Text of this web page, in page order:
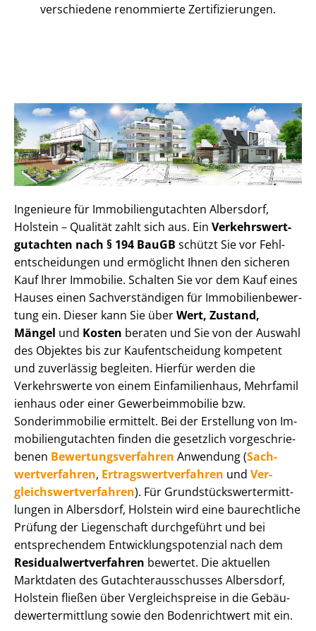
verschiedene renommierte Zer­ti­fi­zie­run­gen.
Ingenieure für Im­mo­bi­li­en­gut­ach­ten Albersdorf,
Holstein – Qualität zahlt sich aus. Ein Ver­kehrs­wert­
gut­ach­ten nach § 194 BauGB schützt Sie vor Fehl­
ent­schei­dun­gen und ermöglicht Ihnen den sicheren
Kauf Ihrer Immobilie. Schalten Sie vor dem Kauf eines
Hauses einen Sach­ver­stän­di­gen für Im­mo­bi­li­en­be­wer­
tung ein. Dieser kann Sie überWert, Zustand,
Mängel und Kosten beraten und Sie von der Auswahl
des Objektes bis zur Kauf­ent­schei­dung kompetent
und zuverlässig begleiten. Hierfür werden die
Verkehrswerte von einem Einfamilienhaus, Mehr­fa­mi­l
i­en­haus oder einer Ge­wer­be­im­mo­bi­lie bzw.
Sonderimmobilie ermittelt. Bei der Erstellung von Im­
mo­bi­li­en­gut­ach­ten finden die gesetzlich vor­ge­schrie­
be­nen Be­wer­tungs­ver­fah­ren Anwendung (Sach­
wert­ver­fah­ren, Er­trags­wert­ver­fah­ren und Ver­
gleichs­wert­ver­fah­ren). Für Grund­stücks­wert­ermitt­
lun­gen in Albersdorf, Holstein wird eine baurechtliche
Prüfung der Liegenschaft durchgeführt und bei
entsprechendem Ent­wick­lungs­po­ten­zi­al nach dem
Re­si­du­al­wert­ver­fah­ren bewertet. Die aktuellen
Marktdaten des Gut­ach­ter­aus­schus­ses Albersdorf,
Holstein fließen über Ver­gleichs­prei­se in die Ge­bäu­
de­wert­ermitt­lung sowie den Bodenrichtwert mit ein.